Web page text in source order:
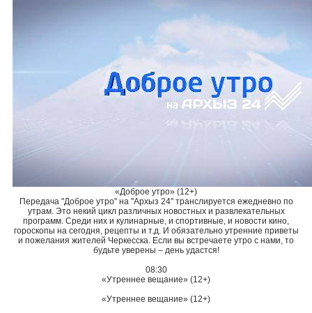
«Доброе утро» (12+)
Передача "Доброе утро" на "Архыз 24" транслируется ежедневно по
утрам. Это некий цикл различных новостных и развлекательных
программ. Среди них и кулинарные, и спортивные, и новости кино,
гороскопы на сегодня, рецепты и т.д. И обязательно утренние приветы
и пожелания жителей Черкесска. Если вы встречаете утро с нами, то
будьте уверены – день удастся!
08:30
«Утреннее вещание» (12+)
«Утреннее вещание» (12+)